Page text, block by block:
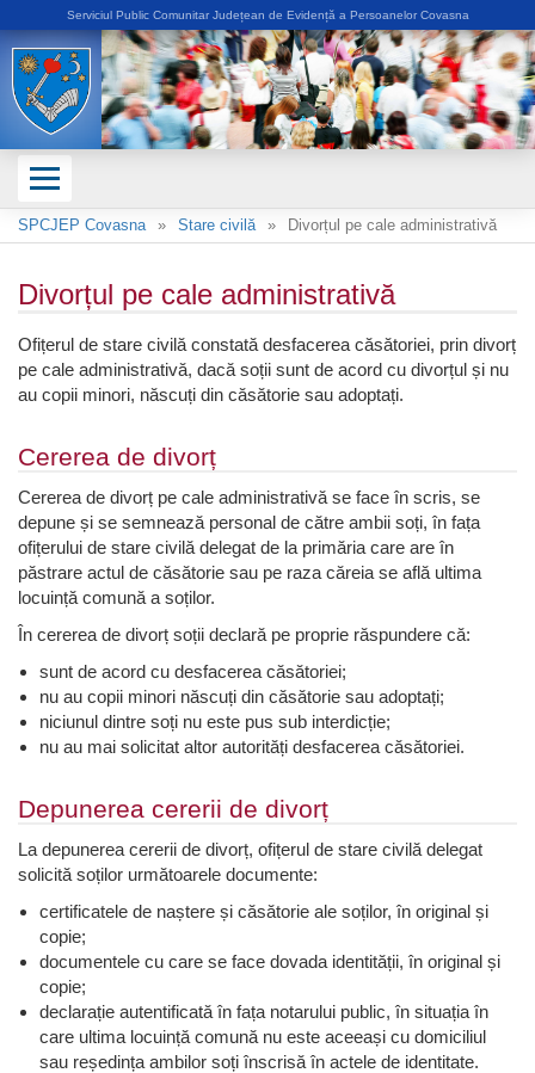
SPCJEP Covasna Stare civilă Divorțul pe cale administrativă
Divorțul pe cale administrativă
Ofițerul de stare civilă constată desfacerea căsătoriei, prin divorț
pe cale administrativă, dacă soții sunt de acord cu divorțul și nu
au copii minori, născuți din căsătorie sau adoptați.
Cererea de divorț
Cererea de divorț pe cale administrativă se face în scris, se
depune și se semnează personal de către ambii soți, în fața
ofițerului de stare civilă delegat de la primăria care are în
păstrare actul de căsătorie sau pe raza căreia se află ultima
locuință comună a soților.
În cererea de divorț soții declară pe proprie răspundere că:
sunt de acord cu desfacerea căsătoriei;
nu au copii minori născuți din căsătorie sau adoptați;
niciunul dintre soți nu este pus sub interdicție;
nu au mai solicitat altor autorități desfacerea căsătoriei.
Depunerea cererii de divorț
La depunerea cererii de divorț, ofițerul de stare civilă delegat
solicită soților următoarele documente:
certificatele de naștere și căsătorie ale soților, în original și
copie;
documentele cu care se face dovada identității, în original și
copie;
declarație autentificată în fața notarului public, în situația în
care ultima locuință comună nu este aceeași cu domiciliul
sau reședința ambilor soți înscrisă în actele de identitate.
Serviciul Public Comunitar Județean de Evidență a Persoanelor Covasna